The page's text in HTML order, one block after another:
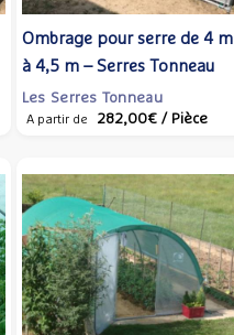
Ombrage pour serre de 4 m
à 4,5 m – Serres Tonneau
Les Serres Tonneau
A partir de 282,00€ / Pièce